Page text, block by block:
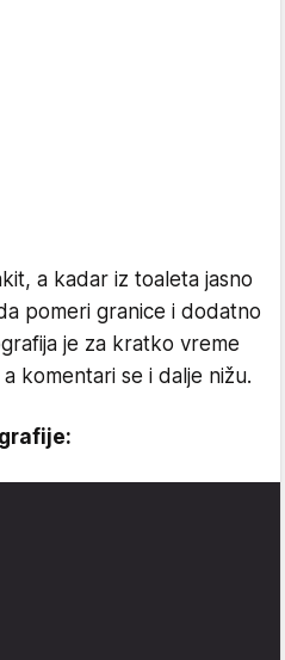
a kadar iz toaleta jasno
pomeri granice i dodatno
je za kratko vreme
komentari se i dalje nižu.